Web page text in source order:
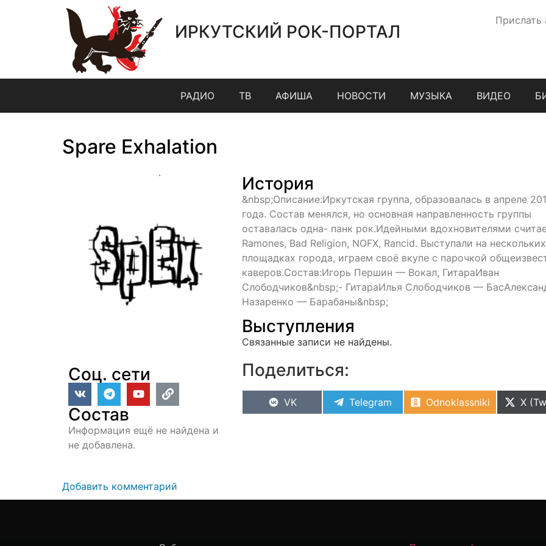
ИРКУТСКИЙ РОК-ПОРТАЛ
Прислать
РАДИО ТВ АФИША НОВОСТИ МУЗЫКА ВИДЕО
Spare Exhalation
Соц. сети
Состав
Информация ещё не найдена и
не добавлена.
История
&nbsp;Описание:Иркутская группа, образовалась в апреле
года. Состав менялся, но основная направленность группы
оставалась одна- панк рок.Идейными вдохновителями
Ramones, Bad Religion, NOFX, Rancid. Выступали на нескольких
площадках города, играем своё вкупе с парочкой
каверов.Состав:Игорь Першин — Вокал, ГитараИван
Слободчиков&nbsp;- ГитараИлья Слободчиков —
Назаренко — Барабаны&nbsp;
Выступления
Связанные записи не найдены.
Поделиться:
VK Telegram Odnoklassniki X
Добавить комментарий